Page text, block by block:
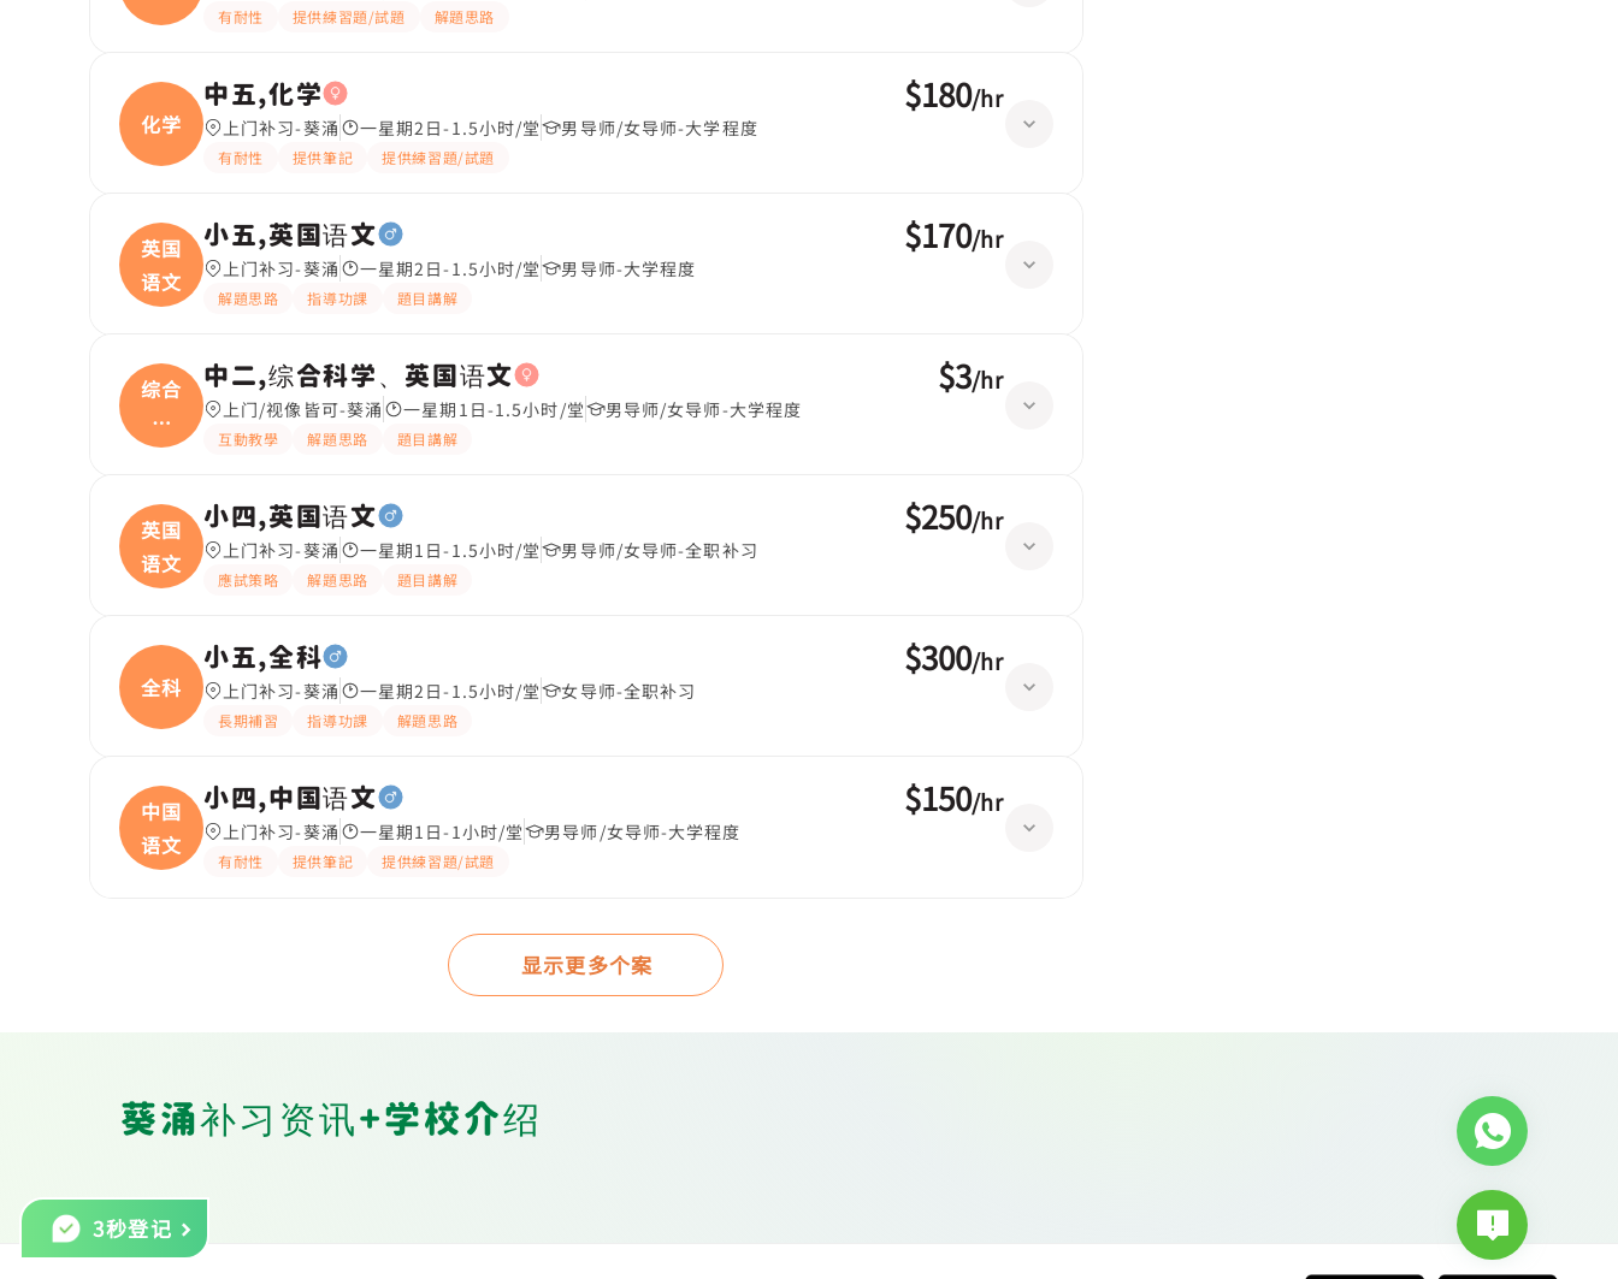
有耐性 提供練習題/試題 解題思路
化学
中五,化学
上门补习-葵涌 一星期2日-1.5小时/堂 男导师/女导师-大学程度
有耐性 提供筆記 提供練習題/試題
$180/hr
英国
语文
小五,英国语文
上门补习-葵涌 一星期2日-1.5小时/堂 男导师-大学程度
解題思路 指導功課 題目講解
$170/hr
综合
科
学、
中二,综合科学、英国语文
上门/视像皆可-葵涌 一星期1日-1.5小时/堂 男导师/女导师-大学程度
互動教學 解題思路 題目講解
$3/hr
英国
语文
小四,英国语文
上门补习-葵涌 一星期1日-1.5小时/堂 男导师/女导师-全职补习
應試策略 解題思路 題目講解
$250/hr
全科
小五,全科
上门补习-葵涌 一星期2日-1.5小时/堂 女导师-全职补习
長期補習 指導功課 解題思路
$300/hr
中国
语文
小四,中国语文
上门补习-葵涌 一星期1日-1小时/堂 男导师/女导师-大学程度
有耐性 提供筆記 提供練習題/試題
$150/hr
显示更多个案
葵涌补习资讯+学校介绍
3秒登记